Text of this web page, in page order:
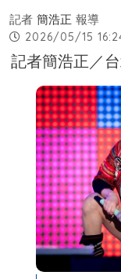
記者 簡浩正 報導
2026/05/15
記者簡浩正／